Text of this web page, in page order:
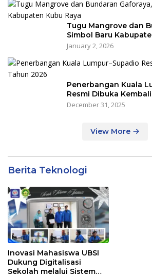
Tugu Mangrove dan
Simbol Baru
January 2, 2026
Penerbangan Kuala
Resmi Dibuka
December 31, 2025
View More
Berita Teknologi
Inovasi Mahasiswa UBSI
Dukung Digitalisasi
Sekolah melalui Sistem